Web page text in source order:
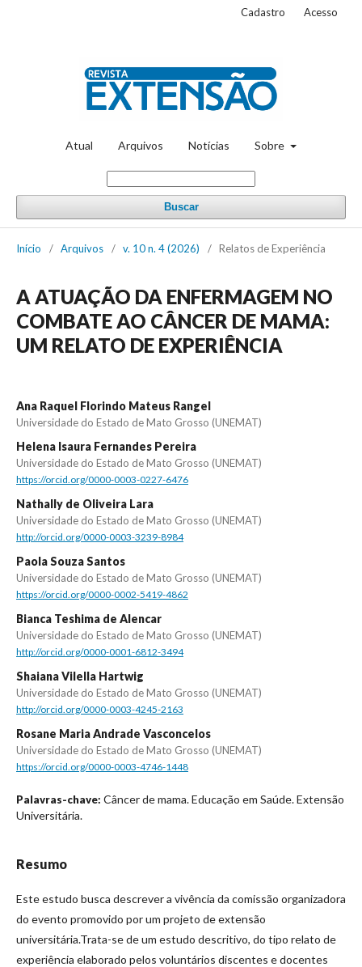
Atual Arquivos Notícias Sobre
Buscar
Cadastro Acesso
Início / Arquivos / v. 10 n. 4 (2026) / Relatos de Experiência
A ATUAÇÃO DA ENFERMAGEM NO
COMBATE AO CÂNCER DE MAMA:
UM RELATO DE EXPERIÊNCIA
Ana Raquel Florindo Mateus Rangel
Universidade do Estado de Mato Grosso (UNEMAT)
Helena Isaura Fernandes Pereira
Universidade do Estado de Mato Grosso (UNEMAT)
https://orcid.org/0000-0003-0227-6476
Nathally de Oliveira Lara
Universidade do Estado de Mato Grosso (UNEMAT)
http://orcid.org/0000-0003-3239-8984
Paola Souza Santos
Universidade do Estado de Mato Grosso (UNEMAT)
https://orcid.org/0000-0002-5419-4862
Bianca Teshima de Alencar
Universidade do Estado de Mato Grosso (UNEMAT)
http://orcid.org/0000-0001-6812-3494
Shaiana Vilella Hartwig
Universidade do Estado de Mato Grosso (UNEMAT)
http://orcid.org/0000-0003-4245-2163
Rosane Maria Andrade Vasconcelos
Universidade do Estado de Mato Grosso (UNEMAT)
https://orcid.org/0000-0003-4746-1448
Palavras-chave: Câncer de mama. Educação em Saúde. Extensão
Universitária.
Resumo
Este estudo busca descrever a vivência da comissão organizadora
do evento promovido por um projeto de extensão
universitária.Trata-se de um estudo descritivo, do tipo relato de
experiência elaborado pelos voluntários discentes e docentes